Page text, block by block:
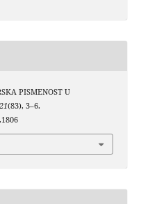
PISMENOST U
21(83), 3–6.